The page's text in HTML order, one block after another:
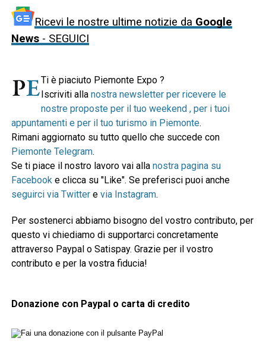
Ricevi le nostre ultime notizie da Google
News- SEGUICI
Ti è piaciuto Piemonte Expo ?
Iscriviti alla nostra newsletter per ricevere le
nostre proposte per il tuo weekend , per i tuoi
appuntamenti e per il tuo turismo in Piemonte.
Rimani aggiornato su tutto quello che succede con
Piemonte Telegram.
Se ti piace il nostro lavoro vai alla nostra pagina su
Facebooke clicca su "Like". Se preferisci puoi anche
seguirci via Twittere via Instagram.
Per sostenerci abbiamo bisogno del vostro contributo, per
questo vi chiediamo di supportarci concretamente
attraverso Paypal o Satispay. Grazie per il vostro
contributo e per la vostra fiducia!
Donazione con Paypal o carta di credito